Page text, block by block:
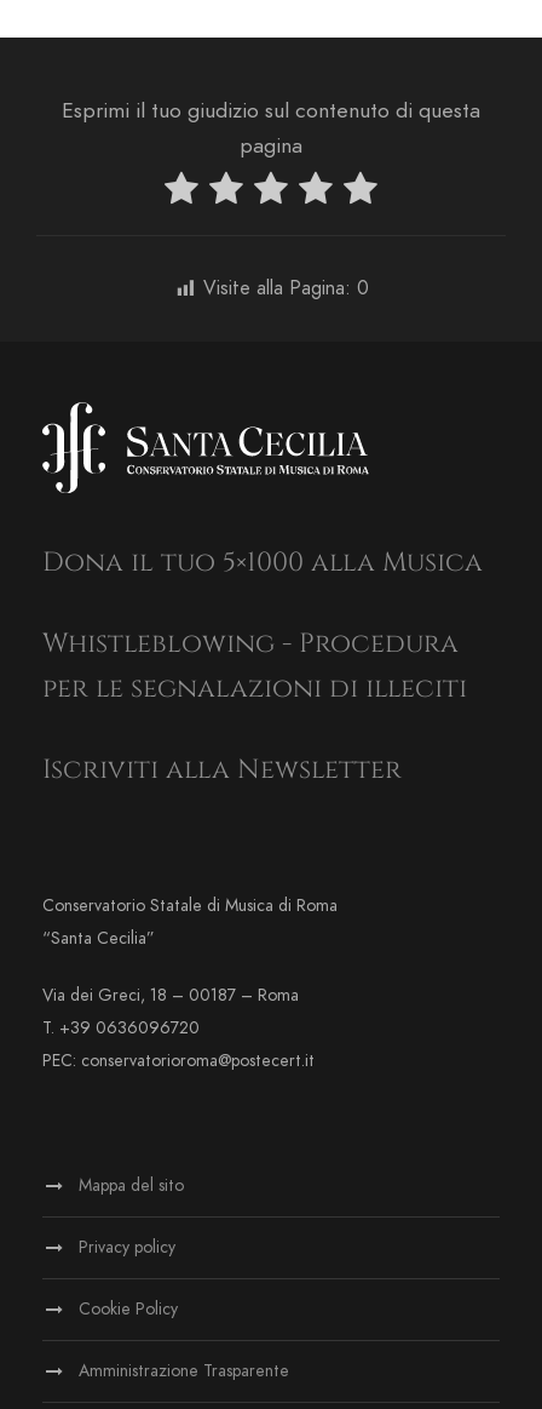
Esprimi il tuo giudizio sul contenuto di questa
pagina
Visite alla Pagina: 0
Dona il tuo 5×1000 alla Musica
Whistleblowing - Procedura
per le segnalazioni di illeciti
Iscriviti alla Newsletter
Conservatorio Statale di Musica di Roma
“Santa Cecilia”
Via dei Greci, 18 – 00187 – Roma
T. +39 0636096720
PEC: conservatorioroma@postecert.it
Mappa del sito
Privacy policy
Cookie Policy
Amministrazione Trasparente